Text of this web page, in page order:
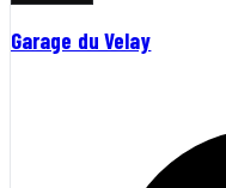
Garage du Velay